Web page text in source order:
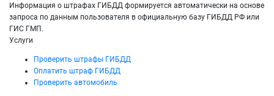
Информация о штрафах ГИБДД формируется автоматически на основе
запроса по данным пользователя в официальную базу ГИБДД РФ или
ГИС ГМП.
Услуги
Проверить штрафы ГИБДД
Оплатить штраф ГИБДД
Проверить автомобиль